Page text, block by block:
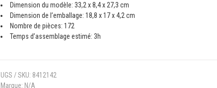
Dimension du modèle: 33,2 x 8,4 x 27,3 cm
Dimension de l’emballage: 18,8 x 17 x 4,2 cm
Nombre de pièces: 172
Temps d’assemblage estimé: 3h
UGS / SKU: 8412142
Marque: N/A